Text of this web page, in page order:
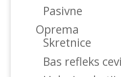
Pasivne
Oprema
Skretnice
Bas refleks cevi